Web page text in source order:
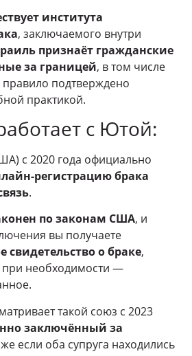
института
, заключаемого внутри
признаёт гражданские
за границей, в том числе
подтверждено
практикой.
с Ютой:
с 2020 года официально
регистрацию брака
.
по законам США, и
вы получаете
свидетельство о браке,
при необходимости —
такой союз c 2023
заключённый за
если оба супруга находились